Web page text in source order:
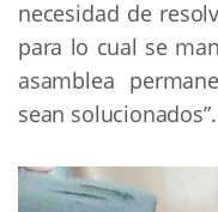
necesidad de
para lo cual se
asamblea
sean solucionados”.